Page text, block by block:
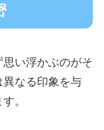
い浮かぶのがそ
なる印象を与
。